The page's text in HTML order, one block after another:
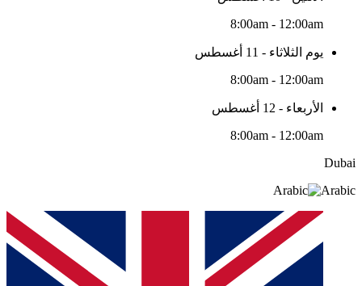
8:00am - 12:00am
يوم الثلاثاء - 11 أغسطس
8:00am - 12:00am
الأربعاء - 12 أغسطس
8:00am - 12:00am
Dubai
Arabic